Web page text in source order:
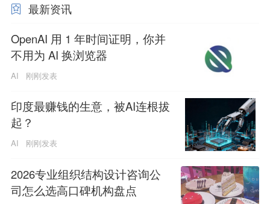
最新资讯
OpenAI 用 1 年时间证明，你并
不用为 AI 换浏览器
AI 刚刚发表
印度最赚钱的生意，被AI连根拔
起？
AI 刚刚发表
2026专业组织结构设计咨询公
司怎么选高口碑机构盘点